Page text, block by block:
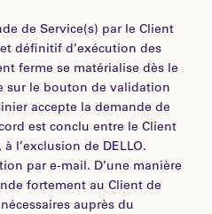
de Service(s) par le Client
définitif d’exécution des
ferme se matérialise dès le
sur le bouton de validation
accepte la demande de
est conclu entre le Client
l’exclusion de DELLO.
par e-mail. D’une manière
fortement au Client de
auprès du